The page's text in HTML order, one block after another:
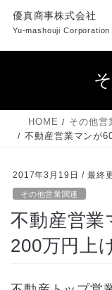
ン
キ
ー
に
優真商事株式会社
Yu-mashouji Corporation
HOME
その他営
不動産営業マンが
2017年3月19日 / 最終
その他営業関連
不動産営業
200万円上